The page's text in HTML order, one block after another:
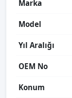
Marka
Model
Yıl Aralığı
OEM No
Konum